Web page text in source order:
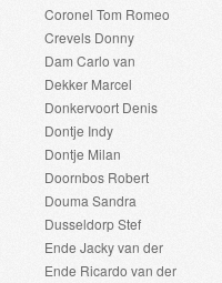
Coronel Tom Romeo
Crevels Donny
Dam Carlo van
Dekker Marcel
Donkervoort Denis
Dontje Indy
Dontje Milan
Doornbos Robert
Douma Sandra
Dusseldorp Stef
Ende Jacky van der
Ende Ricardo van der